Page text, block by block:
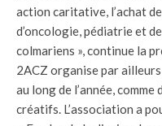
action caritative, l’achat
d’oncologie, pédiatrie et
colmariens », continue la
2ACZ organise par
au long de l’année,
créatifs. L’association a